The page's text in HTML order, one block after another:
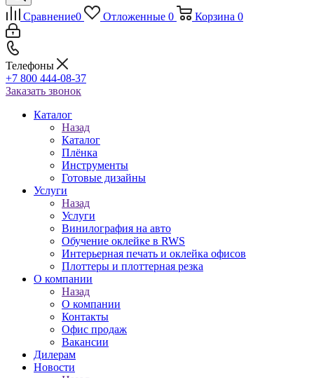
Сравнение0 Отложенные 0 Корзина 0
Телефоны
+7 800 444-08-37
Заказать звонок
Каталог
Назад
Каталог
Плёнка
Инструменты
Готовые дизайны
Услуги
Назад
Услуги
Винилография на авто
Обучение оклейке в RWS
Интерьерная печать и оклейка офисов
Плоттеры и плоттерная резка
О компании
Назад
О компании
Контакты
Офис продаж
Вакансии
Дилерам
Новости